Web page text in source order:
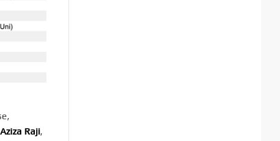
Aziza Raji,